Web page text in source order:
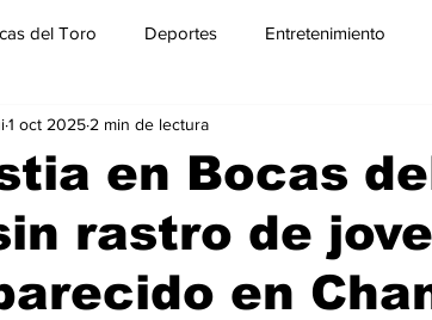
del Toro Deportes Entretenimiento
en Bocas
rastro de
en
1 oct 2025 2 min de lectura